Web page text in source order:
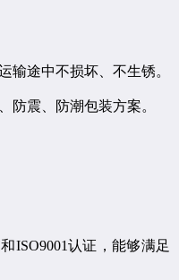
输途中不损坏、不生锈。
防震、防潮包装方案。
ISO9001认证，能够满足